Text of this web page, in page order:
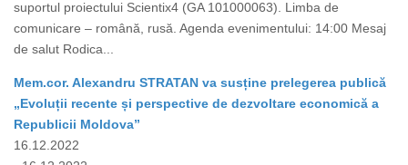
suportul proiectului Scientix4 (GA 101000063). Limba de
comunicare – română, rusă. Agenda evenimentului: 14:00 Mesaj
de salut Rodica...
Mem.cor. Alexandru STRATAN va susține prelegerea publică
„Evoluții recente și perspective de dezvoltare economică a
Republicii Moldova”
16.12.2022